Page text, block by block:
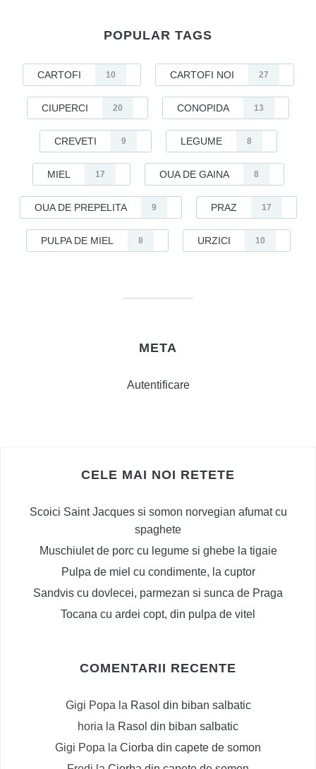
POPULAR TAGS
CARTOFI 10 CARTOFI NOI 27
CIUPERCI 20 CONOPIDA 13
CREVETI 9 LEGUME 8
MIEL 17 OUA DE GAINA 8
OUA DE PREPELITA 9 PRAZ 17
PULPA DE MIEL 8 URZICI 10
META
Autentificare
CELE MAI NOI RETETE
Scoici Saint Jacques si somon norvegian afumat cu
spaghete
Muschiulet de porc cu legume si ghebe la tigaie
Pulpa de miel cu condimente, la cuptor
Sandvis cu dovlecei, parmezan si sunca de Praga
Tocana cu ardei copt, din pulpa de vitel
COMENTARII RECENTE
Gigi Popa la Rasol din biban salbatic
horia la Rasol din biban salbatic
Gigi Popa la Ciorba din capete de somon